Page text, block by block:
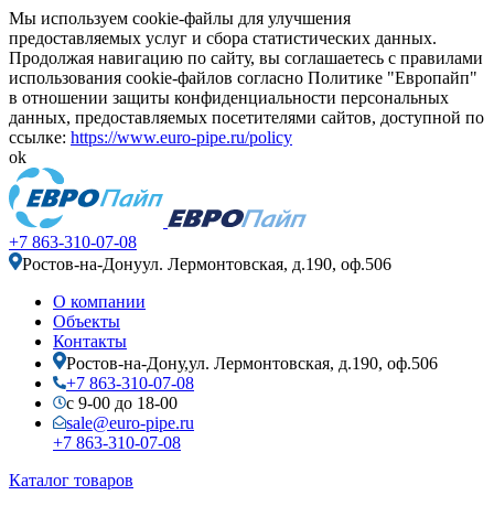
Мы используем cookie-файлы для улучшения
предоставляемых услуг и сбора статистических данных.
Продолжая навигацию по сайту, вы соглашаетесь с правилами
использования cookie-файлов согласно Политике "Европайп"
в отношении защиты конфиденциальности персональных
данных, предоставляемых посетителями сайтов, доступной по
ссылке: https://www.euro-pipe.ru/policy
ok
+7 863-310-07-08
Ростов-на-Донуул. Лермонтовская, д.190, оф.506
О компании
Объекты
Контакты
Ростов-на-Дону,ул. Лермонтовская, д.190, оф.506
+7 863-310-07-08
с 9-00 до 18-00
sale@euro-pipe.ru
+7 863-310-07-08
Каталог товаров